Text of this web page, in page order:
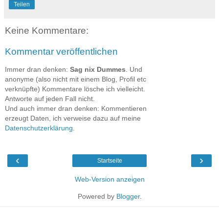
Teilen
Keine Kommentare:
Kommentar veröffentlichen
Immer dran denken: Sag nix Dummes . Und
anonyme (also nicht mit einem Blog, Profil etc
verknüpfte) Kommentare lösche ich vielleicht.
Antworte auf jeden Fall nicht.
Und auch immer dran denken: Kommentieren
erzeugt Daten, ich verweise dazu auf meine
Datenschutzerklärung
‹ ›
Startseite
Web-Version anzeigen
Powered by Blogger.